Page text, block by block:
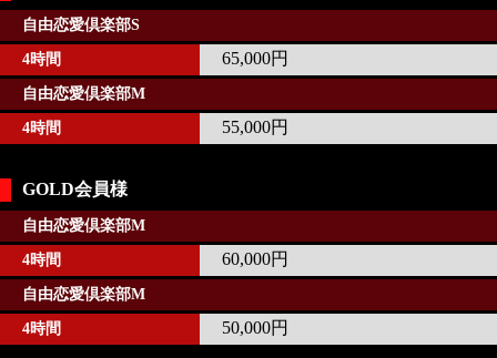
自由恋愛倶楽部S
4時間 65,000円
自由恋愛倶楽部M
4時間 55,000円
GOLD会員様
自由恋愛倶楽部M
4時間 60,000円
自由恋愛倶楽部M
4時間 50,000円